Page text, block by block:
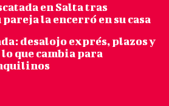
en Salta tras
la encerró en su casa
desalojo exprés, plazos y
que cambia para